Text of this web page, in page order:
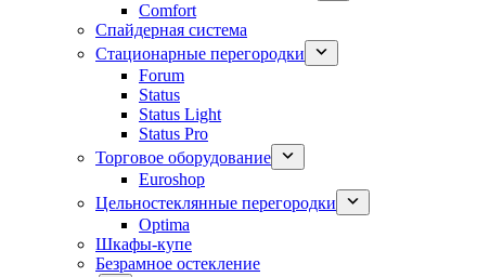
Comfort
Спайдерная система
Стационарные перегородки
Forum
Status
Status Light
Status Pro
Торговое оборудование
Euroshop
Цельностеклянные перегородки
Optima
Шкафы-купе
Безрамное остекление